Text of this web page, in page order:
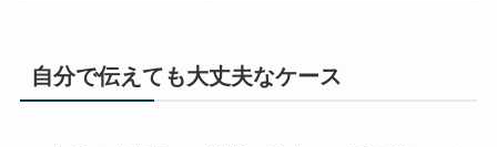
自分で伝えても大丈夫なケース